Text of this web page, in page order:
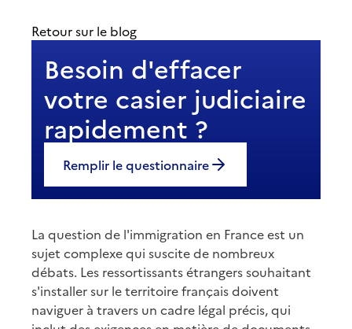
Retour sur le blog
Besoin d'effacer
votre casier judiciaire
rapidement ?
Remplir le questionnaire
La question de l'immigration en France est un
sujet complexe qui suscite de nombreux
débats. Les ressortissants étrangers souhaitant
s'installer sur le territoire français doivent
naviguer à travers un cadre légal précis, qui